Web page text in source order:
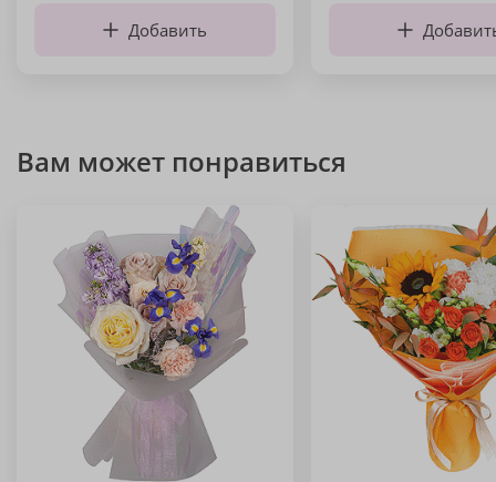
Добавить
Вам может понравиться